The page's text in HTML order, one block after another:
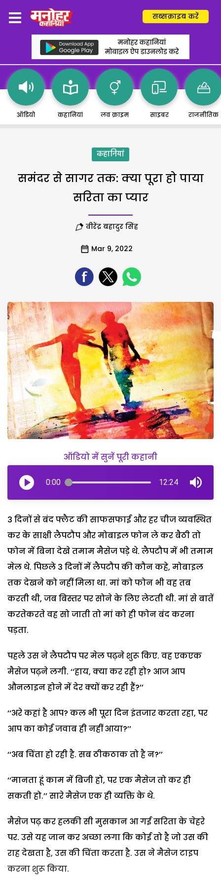
सब्सक्राइब करें
ऑडियो कहानियां लव क्राइम साइबर राजनीतिक
कहानियां
समंदर से सागर तक: क्या पूरा हो पाया
सरिता का प्यार
वीरेंद्र बहादुर सिंह
Mar 9, 2022
ऑडियो में सुनें पूरी कहानी
0:00 12:24
3 दिनों से बंद फ्लैट की साफसफाई और हर चीज व्यवस्थित
कर के साक्षी लैपटौप और मोबाइल फोन ले कर बैठी तो
फोन में बिना देखे तमाम मैसेज पड़े थे. लैपटौप में भी तमाम
मेल थे. पिछले 3 दिनों में लैपटौप की कौन कहे, मोबाइल
तक देखने को नहीं मिला था. मां को फोन भी वह तब
करती थी, जब बिस्तर पर सोने के लिए लेटती थी. मां से बातें
करतेकरते वह सो जाती तो मां को ही फोन बंद करना
पड़ता.
पहले उस ने लैपटौप पर मेल पढ़ने शुरू किए. वह एकएक
मैसेज पढ़ने लगी. ‘‘हाय, क्या कर रही हो? आज आप
औनलाइन होने में देर क्यों कर रही हैं?’’
‘‘अरे कहां है आप? कल भी पूरा दिन इंतजार करता रहा, पर
आप का कोई जवाब ही नहीं आया?’’
‘‘अब चिंता हो रही है. सब ठीकठाक तो है न?’’
‘‘मानता हूं काम में बिजी हो, पर एक मैसेज तो कर ही
सकती हो.’’ सारे मैसेज एक ही व्यक्ति के थे.
मैसेज पढ़ कर हलकी सी मुसकान आ गई सरिता के चेहरे
पर. उसे यह जान कर अच्छा लगा कि कोई तो है जो उस की
राह देखता है, उस की चिंता करता है. उस ने मैसेज टाइप
करना शुरू किया.